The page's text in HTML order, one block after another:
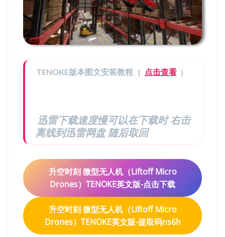
TENOKE版本图文安装教程（ 点击查看 ）
迅雷下载速度慢可以在下载时 右击
离线到迅雷网盘 随后取回
升空时刻 微型无人机（Liftoff Micro
Drones）TENOKE英文版-点击下载
升空时刻 微型无人机（Liftoff Micro
Drones）TENOKE英文版-提取码ns6h